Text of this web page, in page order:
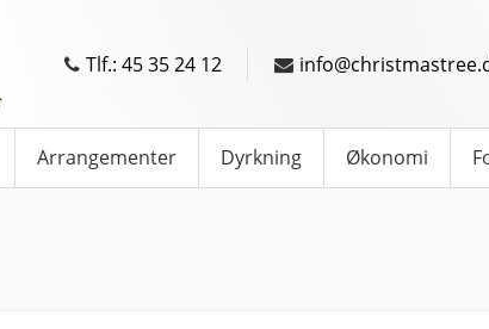
Tlf.: 45 35 24 12
Arrangementer Dyrkning Økonomi